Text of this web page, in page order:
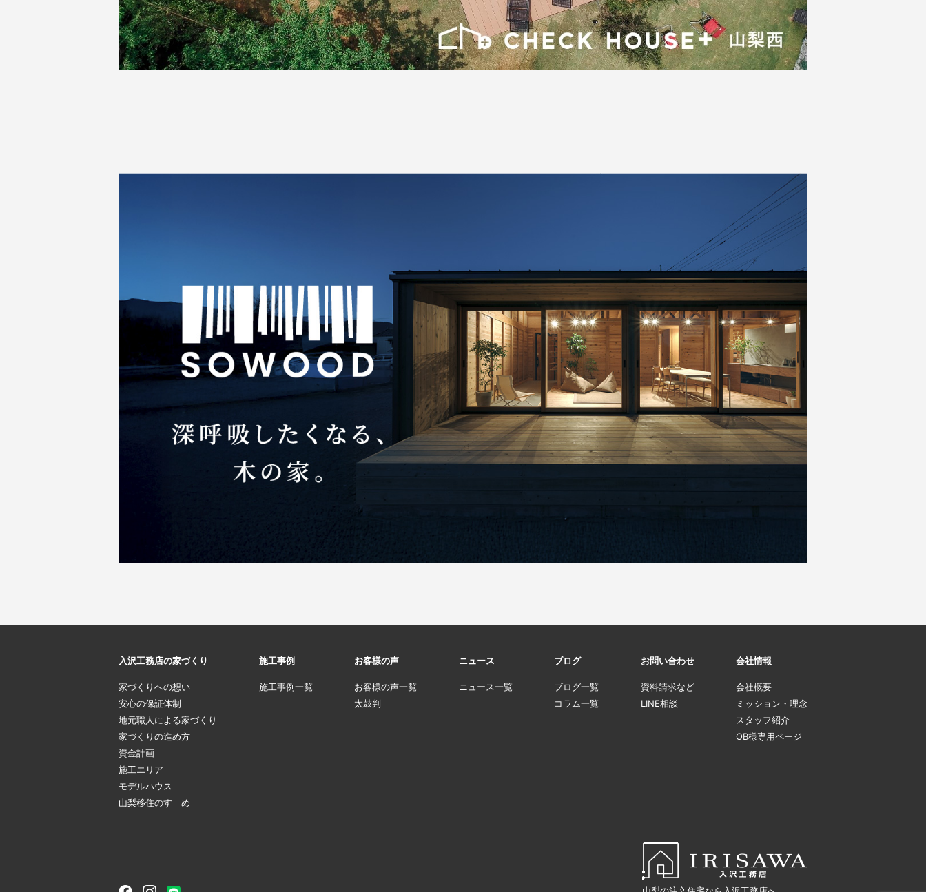
入沢工務店の家づくり
家づくりへの想い
安心の保証体制
地元職人による家づくり
家づくりの進め方
資金計画
施工エリア
モデルハウス
山梨移住のすゝめ
施工事例
施工事例一覧
お客様の声
お客様の声一覧
太鼓判
ニュース
ニュース一覧
ブログ
ブログ一覧
コラム一覧
お問い合わせ
資料請求など
LINE相談
会社情報
会社概要
ミッション・理念
スタッフ紹介
OB様専用ページ